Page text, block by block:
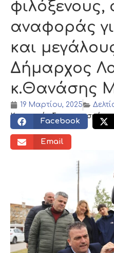
φιλόξενους,
αναφοράς
και
Δήμαρχος
κ.Θανάσης
19 Μαρτίου, 2025
Κοινωνικός διαμοιρασμός:
Facebook
Email